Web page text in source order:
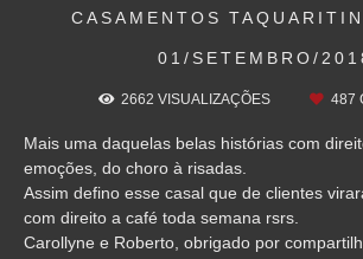
CASAMENTOS
01/SETEMBRO/
2662 VISUALIZAÇÕES 487
Mais uma daquelas belas histórias com
emoções, do choro à risadas.
Assim defino esse casal que de clientes
com direito a café toda semana rsrs.
Carollyne e Roberto, obrigado por